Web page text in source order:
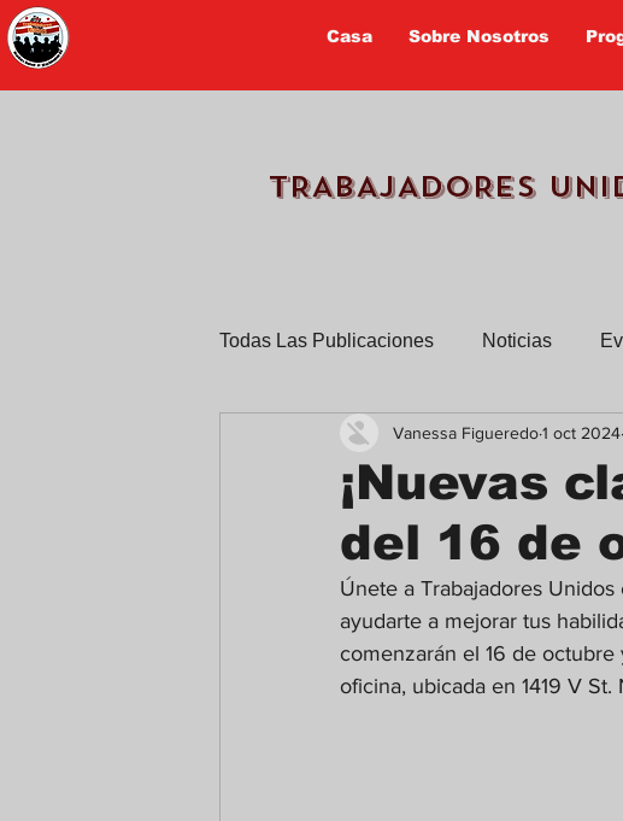
Casa Sobre Nosotros
TRABAJADORES
Todas Las Publicaciones Noticias
Trabajadores cuentan sus
¡Nuevas
del 16 de
Vanessa Figueredo1 oct 2024
Únete a Trabajadores
ayudarte a mejorar tus
comenzarán el 16 de
oficina, ubicada en 1419 V St.